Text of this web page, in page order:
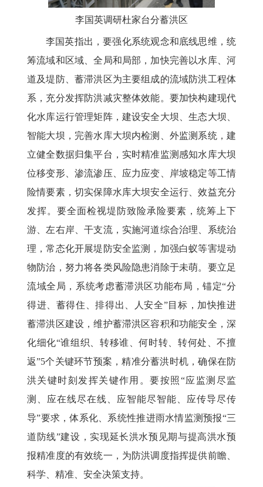
李国英调研杜家台分蓄洪区
李国英指出，要强化系统观念和底线思维，统
筹流域和区域、全局和局部，加快完善以水库、河
道及堤防、蓄滞洪区为主要组成的流域防洪工程体
系，充分发挥防洪减灾整体效能。要加快构建现代
化水库运行管理矩阵，建设安全大坝、生态大坝、
智能大坝，完善水库大坝内检测、外监测系统，建
立健全数据归集平台，实时精准监测感知水库大坝
位移变形、渗流渗压、应力应变、岸坡稳定等工情
险情要素，切实保障水库大坝安全运行、效益充分
发挥。要全面检视堤防致险承险要素，统筹上下
游、左右岸、干支流，实施河道综合治理、系统治
理，常态化开展堤防安全监测，加强白蚁等害堤动
物防治，努力将各类风险隐患消除于未萌。要立足
流域全局，系统考虑蓄滞洪区功能布局，锚定“分
得进、蓄得住、排得出、人安全”目标，加快推进
蓄滞洪区建设，维护蓄滞洪区容积和功能安全，深
化细化“谁组织、转移谁、何时转、转何处、不擅
返”5个关键环节预案，精准分蓄洪时机，确保在防
洪关键时刻发挥关键作用。要按照“应监测尽监
测、应在线尽在线、应智能尽智能、应传导尽传
导”要求，体系化、系统性推进雨水情监测预报“三
道防线”建设，实现延长洪水预见期与提高洪水预
报精准度的有效统一，为防洪调度指挥提供前瞻、
科学、精准、安全决策支持。